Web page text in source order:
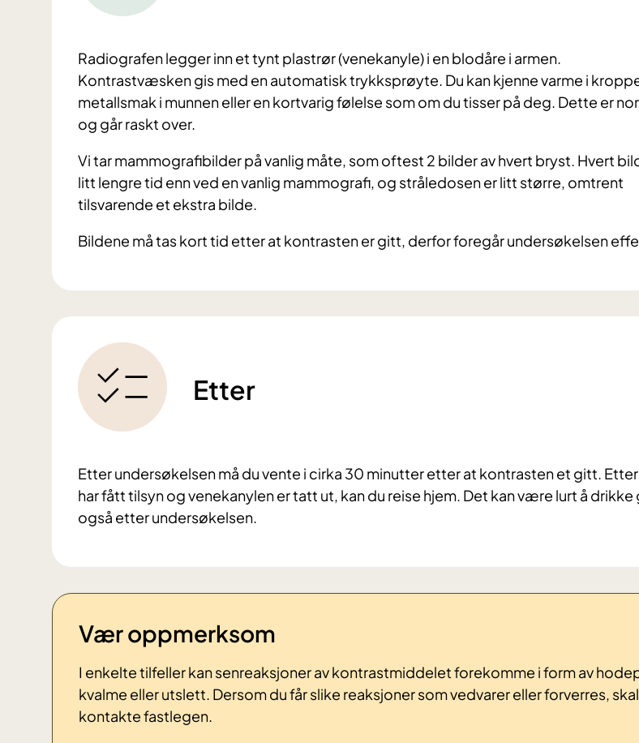
Radiografen legger inn et tynt plastrør (venekanyle) i en blodåre i armen.
Kontrastvæsken gis med en automatisk trykksprøyte. Du kan kjenne varme i
metallsmak i munnen eller en kortvarig følelse som om du tisser på deg. Dette er
og går raskt over.
Vi tar mammografibilder på vanlig måte, som oftest 2 bilder av hvert bryst. Hvert
litt lengre tid enn ved en vanlig mammografi, og stråledosen er litt større, omtrent
tilsvarende et ekstra bilde.
Bildene må tas kort tid etter at kontrasten er gitt, derfor foregår undersøkelsen
Etter
Etter undersøkelsen må du vente i cirka 30 minutter etter at kontrasten et gitt.
har fått tilsyn og venekanylen er tatt ut, kan du reise hjem. Det kan være lurt å
også etter undersøkelsen.
Vær oppmerksom
I enkelte tilfeller kan senreaksjoner av kontrastmiddelet forekomme i form av
kvalme eller utslett. Dersom du får slike reaksjoner som vedvarer eller forverres,
kontakte fastlegen.